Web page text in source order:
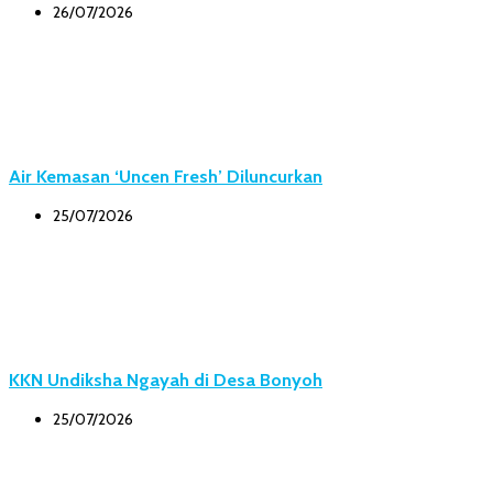
26/07/2026
Air Kemasan ‘Uncen Fresh’ Diluncurkan
25/07/2026
KKN Undiksha Ngayah di Desa Bonyoh
25/07/2026